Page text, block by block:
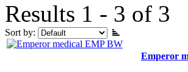
Results 1 - 3 of 3
Sort by:
Emperor